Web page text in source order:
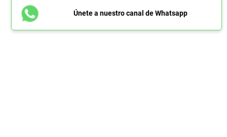
Únete a nuestro canal de Whatsapp